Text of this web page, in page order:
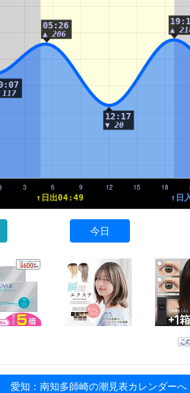
今日
愛知：南知多師崎の潮見表カレンダーへ